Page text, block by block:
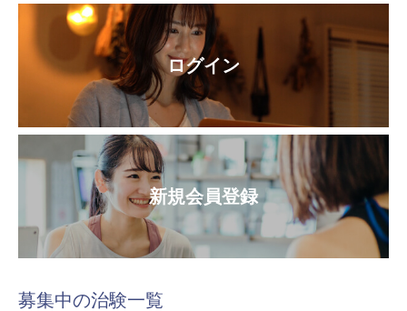
ログイン
新規会員登録
募集中の治験一覧